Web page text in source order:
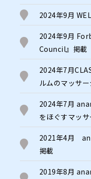
2024年9月
2024年9月
Council』掲載
2024年7月
ルムのマッサ
2024年7月
をほぐすマッ
2021年4月
掲載
2019年8月